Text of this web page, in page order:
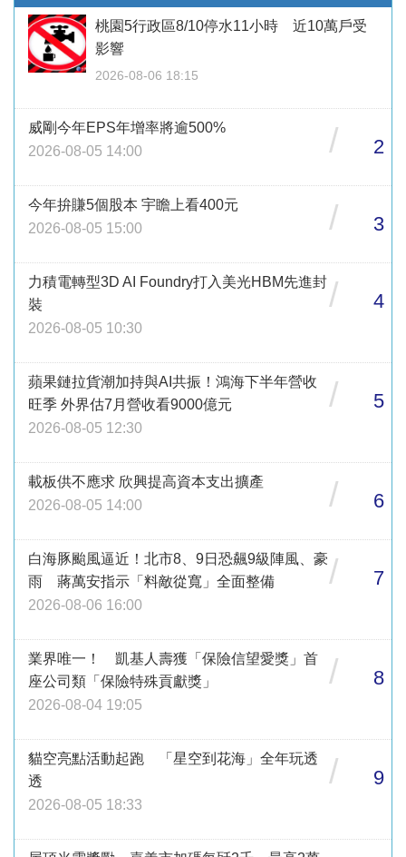
桃園5行政區8/10停水11小時 近10萬戶受
影響
2026-08-06 18:15
威剛今年EPS年增率將逾500%
2026-08-05 14:00
/ 2
今年拚賺5個股本 宇瞻上看400元
2026-08-05 15:00
/ 3
力積電轉型3D AI Foundry打入美光HBM先進封
裝
2026-08-05 10:30
/ 4
蘋果鏈拉貨潮加持與AI共振！鴻海下半年營收
旺季 外界估7月營收看9000億元
2026-08-05 12:30
/ 5
載板供不應求 欣興提高資本支出擴產
2026-08-05 14:00
/ 6
白海豚颱風逼近！北市8、9日恐飆9級陣風、豪
雨 蔣萬安指示「料敵從寬」全面整備
2026-08-06 16:00
/ 7
業界唯一！ 凱基人壽獲「保險信望愛獎」首
座公司類「保險特殊貢獻獎」
2026-08-04 19:05
/ 8
貓空亮點活動起跑 「星空到花海」全年玩透
透
2026-08-05 18:33
/ 9